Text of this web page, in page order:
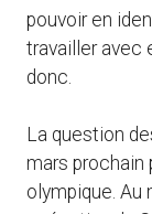
pouvoir en
travailler avec
donc.
La question
mars prochain
olympique. Au